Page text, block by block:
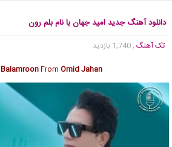
دانلود آهنگ جدید امید جهان با نام بلم رون
تک آهنگ , 1,740 بازدید
BalamroonFrom Omid Jahan